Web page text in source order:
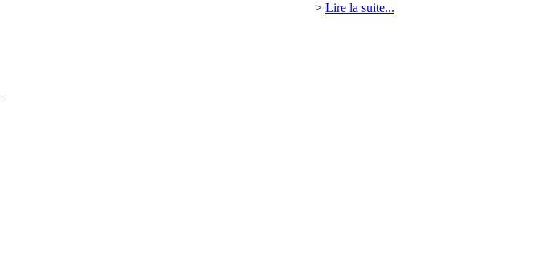
> Lire la suite...